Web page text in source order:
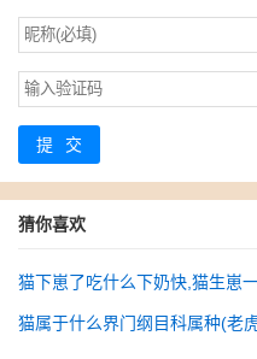
提交
猜你喜欢
猫下崽了吃什么下奶快,猫生崽
猫属于什么界门纲目科属种(老